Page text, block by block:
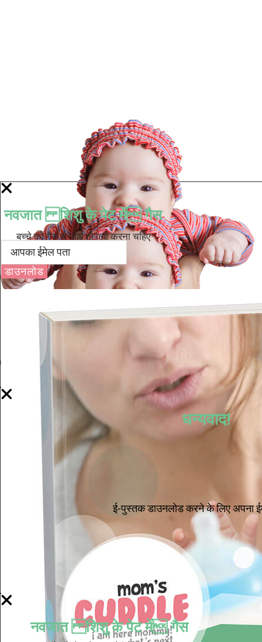
Well Done.
Now I'm in Safe Hands.
नवजात शिशु के पेट में गैस
बच्चे को गैस हो जाए तो क्या करना चहिए
डाउनलोड
धन्यवाद!
ई-पुस्तक डाउनलोड करने के लिए अपना
नवजात शिशु के पेट में गैस